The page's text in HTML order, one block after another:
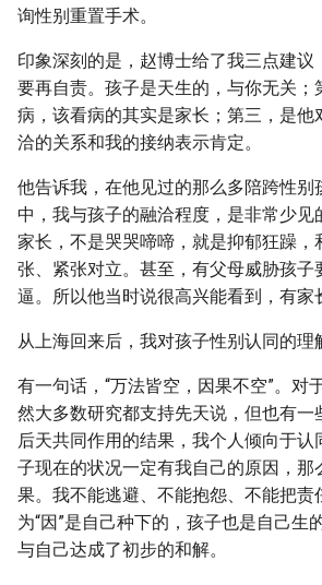
询性别重置手术。
印象深刻的是，赵博士给了我三点建议
要再自责。孩子是天生的，与你无关；
病，该看病的其实是家长；第三，是他
洽的关系和我的接纳表示肯定。
他告诉我，在他见过的那么多陪跨性别
中，我与孩子的融洽程度，是非常少见
家长，不是哭哭啼啼，就是抑郁狂躁，
张、紧张对立。甚至，有父母威胁孩子
逼。所以他当时说很高兴能看到，有家
从上海回来后，我对孩子性别认同的理
有一句话，“万法皆空，因果不空”。对
然大多数研究都支持先天说，但也有一
后天共同作用的结果，我个人倾向于
子现在的状况一定有我自己的原因，那
果。我不能逃避、不能抱怨、不能把责
为“因”是自己种下的，孩子也是自己生
与自己达成了初步的和解。